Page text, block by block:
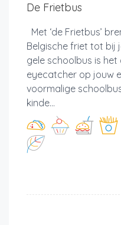
De Frietbus
Met ‘de Frietbus’
Belgische friet tot bij
gele schoolbus is
eyecatcher op jouw
voormalige
kinde...